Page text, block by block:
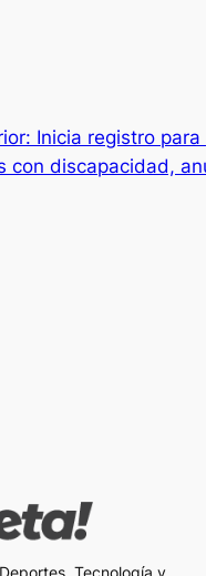
Inicia registro
con discapacidad,
Tecnología y